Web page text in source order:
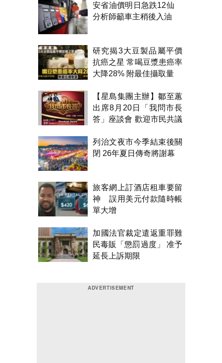
安省油價明日急跌12仙
分析師籲車主稍後入油
研究揭3大豆製品屬平價
抗癌之星 常喝豆漿患癌率
大降28% 附最佳攝取量
【星島集團主辦】鄒至蕙
出席8月20日「我問市長
答」座談會 歡迎市民共議
列治文夜市今季結束後關
閉 26年夏日傳奇將謝幕
旅客網上訂酒店租車要留
神 誤用美元付款隨時帳
單大增
加國法官裁定遣返重罪難
民毒販「懲罰過度」 准予
延長上訴期限